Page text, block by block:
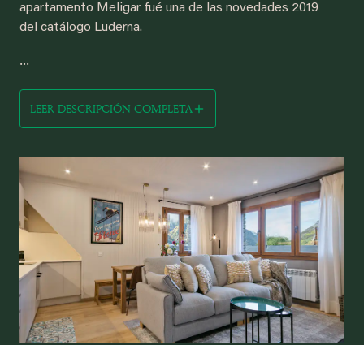
apartamento Meligar fué una de las novedades 2019
del catálogo Luderna.
...
LEER DESCRIPCIÓN COMPLETA